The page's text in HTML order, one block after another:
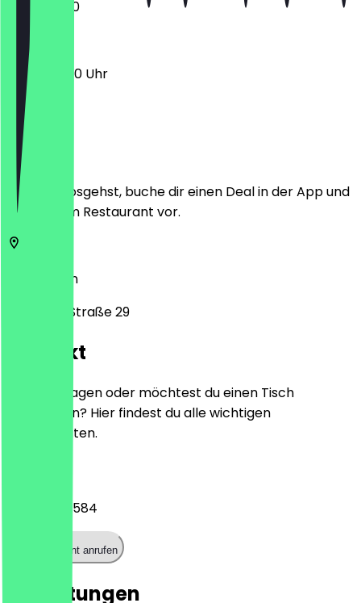
11:30 - 03:00
11:00 - 04:00 Uhr
Ort
Bevor du losgehst, buche dir einen Deal in der App und
zeige ihn im Restaurant vor.
Köln
Zülpicher Straße 29
Kontakt
Hast du Fragen oder möchtest du einen Tisch
reservieren? Hier findest du alle wichtigen
Kontaktdaten.
01521 0595584
Restaurant anrufen
Bewertungen